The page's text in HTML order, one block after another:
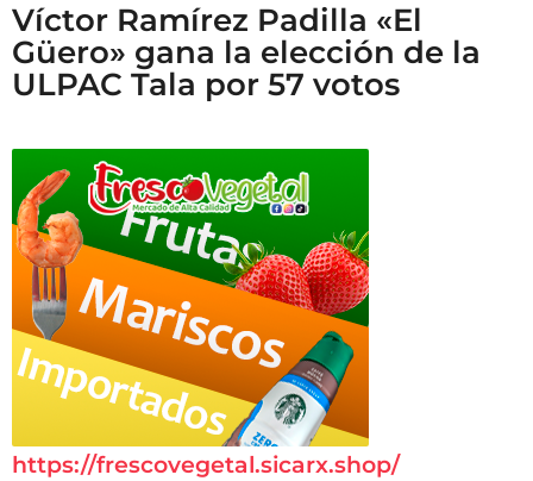
Víctor Ramírez Padilla «El
Güero» gana la elección de la
ULPAC Tala por 57 votos
https://frescovegetal.sicarx.shop/